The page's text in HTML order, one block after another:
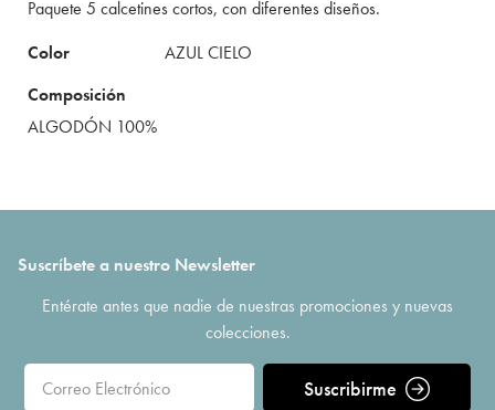
Paquete 5 calcetines cortos, con diferentes diseños.
Color
AZUL CIELO
Composición
ALGODÓN 100%
Suscríbete a nuestro Newsletter
Entérate antes que nadie de nuestras promociones y nuevas
colecciones.
Suscribirme